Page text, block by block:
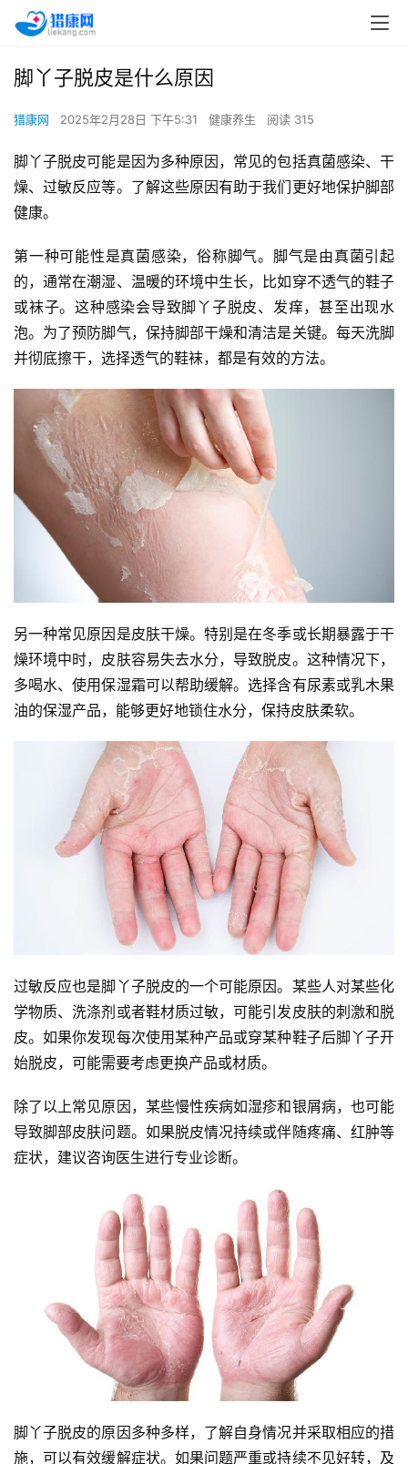
脚丫子脱皮是什么原因
猎康网 2025年2月28日 下午5:31 健康养生 阅读 315
脚丫子脱皮可能是因为多种原因，常见的包括真菌感染、干
燥、过敏反应等。了解这些原因有助于我们更好地保护脚部
健康。
第一种可能性是真菌感染，俗称脚气。脚气是由真菌引起
的，通常在潮湿、温暖的环境中生长，比如穿不透气的鞋子
或袜子。这种感染会导致脚丫子脱皮、发痒，甚至出现水
泡。为了预防脚气，保持脚部干燥和清洁是关键。每天洗脚
并彻底擦干，选择透气的鞋袜，都是有效的方法。
另一种常见原因是皮肤干燥。特别是在冬季或长期暴露于干
燥环境中时，皮肤容易失去水分，导致脱皮。这种情况下，
多喝水、使用保湿霜可以帮助缓解。选择含有尿素或乳木果
油的保湿产品，能够更好地锁住水分，保持皮肤柔软。
过敏反应也是脚丫子脱皮的一个可能原因。某些人对某些化
学物质、洗涤剂或者鞋材质过敏，可能引发皮肤的刺激和脱
皮。如果你发现每次使用某种产品或穿某种鞋子后脚丫子开
始脱皮，可能需要考虑更换产品或材质。
除了以上常见原因，某些慢性疾病如湿疹和银屑病，也可能
导致脚部皮肤问题。如果脱皮情况持续或伴随疼痛、红肿等
症状，建议咨询医生进行专业诊断。
脚丫子脱皮的原因多种多样，了解自身情况并采取相应的措
施，可以有效缓解症状。如果问题严重或持续不见好转，及